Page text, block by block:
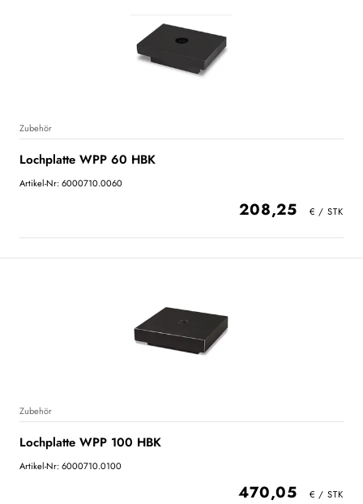
Zubehör
Lochplatte WPP 60 HBK
Artikel-Nr: 6000710.0060
208,25
Zubehör
Lochplatte WPP 100 HBK
Artikel-Nr: 6000710.0100
470,05